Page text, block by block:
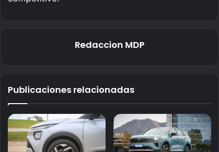
Redaccion MDP
Publicaciones relacionadas